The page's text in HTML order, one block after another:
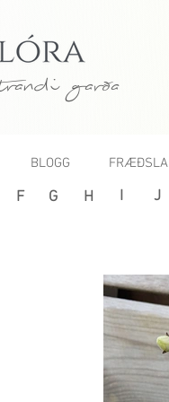
garða
BLOGG FRÆÐSLA
F G H I J